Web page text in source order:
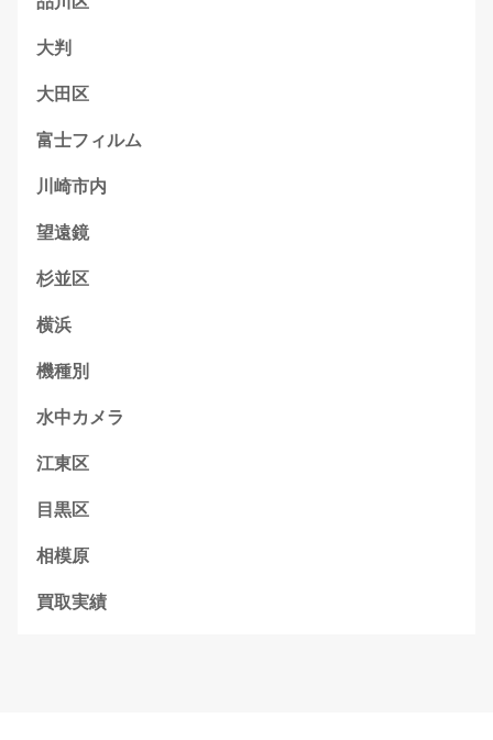
大判
大田区
富士フィルム
川崎市内
望遠鏡
杉並区
横浜
機種別
水中カメラ
江東区
目黒区
相模原
買取実績